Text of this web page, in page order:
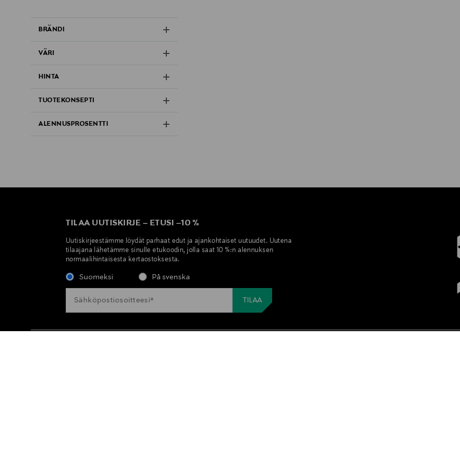
BRÄNDI
VÄRI
HINTA
TUOTEKONSEPTI
ALENNUSPROSENTTI
TILAA UUTISKIRJE – ETUSI –10 %
Uutiskirjeestämme löydät parhaat edut ja ajankohtaiset uutuudet. Uutena
tilaajana lähetämme sinulle etukoodin, jolla saat 10 %:n alennuksen
normaalihintaisesta kertaostoksesta.
Suomeksi På svenska